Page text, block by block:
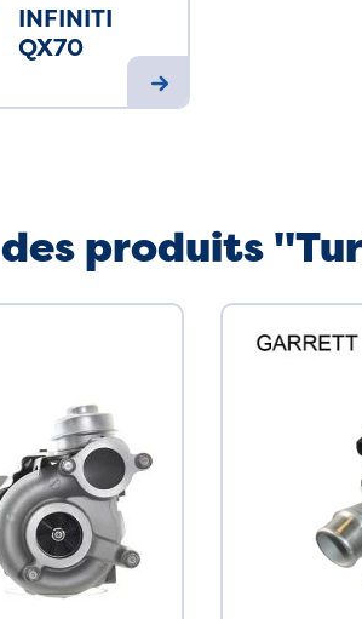
INFINITI
QX70
des produits